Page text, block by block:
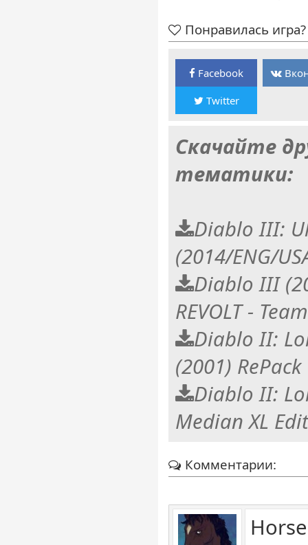
Понравилась
Facebook
Twitter
Скачайте
тематики:
Diablo III:
(2014/ENG/
Diablo III
REVOLT -
Diablo II:
(2001)
Diablo II:
Median XL
Комментарии: